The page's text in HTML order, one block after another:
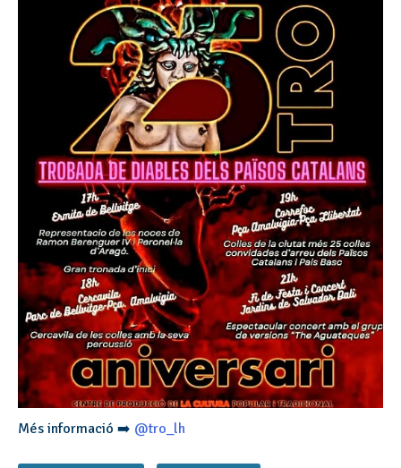
Més informació ➡️ @tro_lh